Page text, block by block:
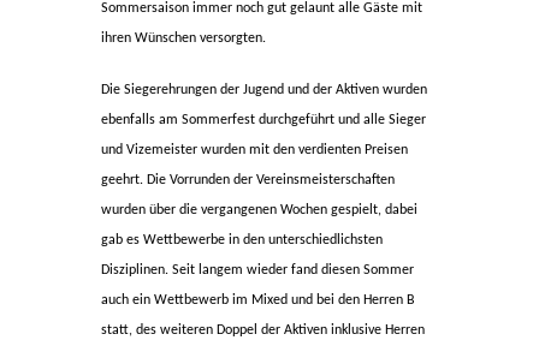
Sommersaison immer noch gut gelaunt alle Gäste mit
ihren Wünschen versorgten.
Die Siegerehrungen der Jugend und der Aktiven wurden
ebenfalls am Sommerfest durchgeführt und alle Sieger
und Vizemeister wurden mit den verdienten Preisen
geehrt. Die Vorrunden der Vereinsmeisterschaften
wurden über die vergangenen Wochen gespielt, dabei
gab es Wettbewerbe in den unterschiedlichsten
Disziplinen. Seit langem wieder fand diesen Sommer
auch ein Wettbewerb im Mixed und bei den Herren B
statt, des weiteren Doppel der Aktiven inklusive Herren